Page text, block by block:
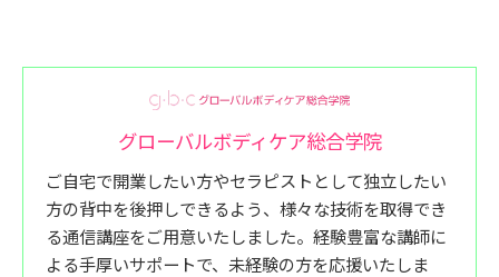
グローバルボディケア総合学院
ご自宅で開業したい方やセラピストとして独立したい
方の背中を後押しできるよう、様々な技術を取得でき
る通信講座をご用意いたしました。経験豊富な講師に
よる手厚いサポートで、未経験の方を応援いたしま